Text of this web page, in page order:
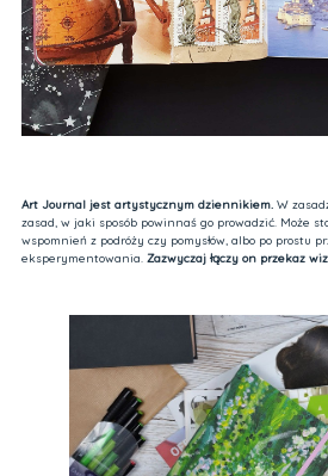
Art Journal jest artystycznym dziennikiem. W
zasad, w jaki sposób powinnaś go prowadzić. Może
wspomnień z podróży czy pomysłów, albo po prostu
eksperymentowania. Zazwyczaj łączy on przekaz